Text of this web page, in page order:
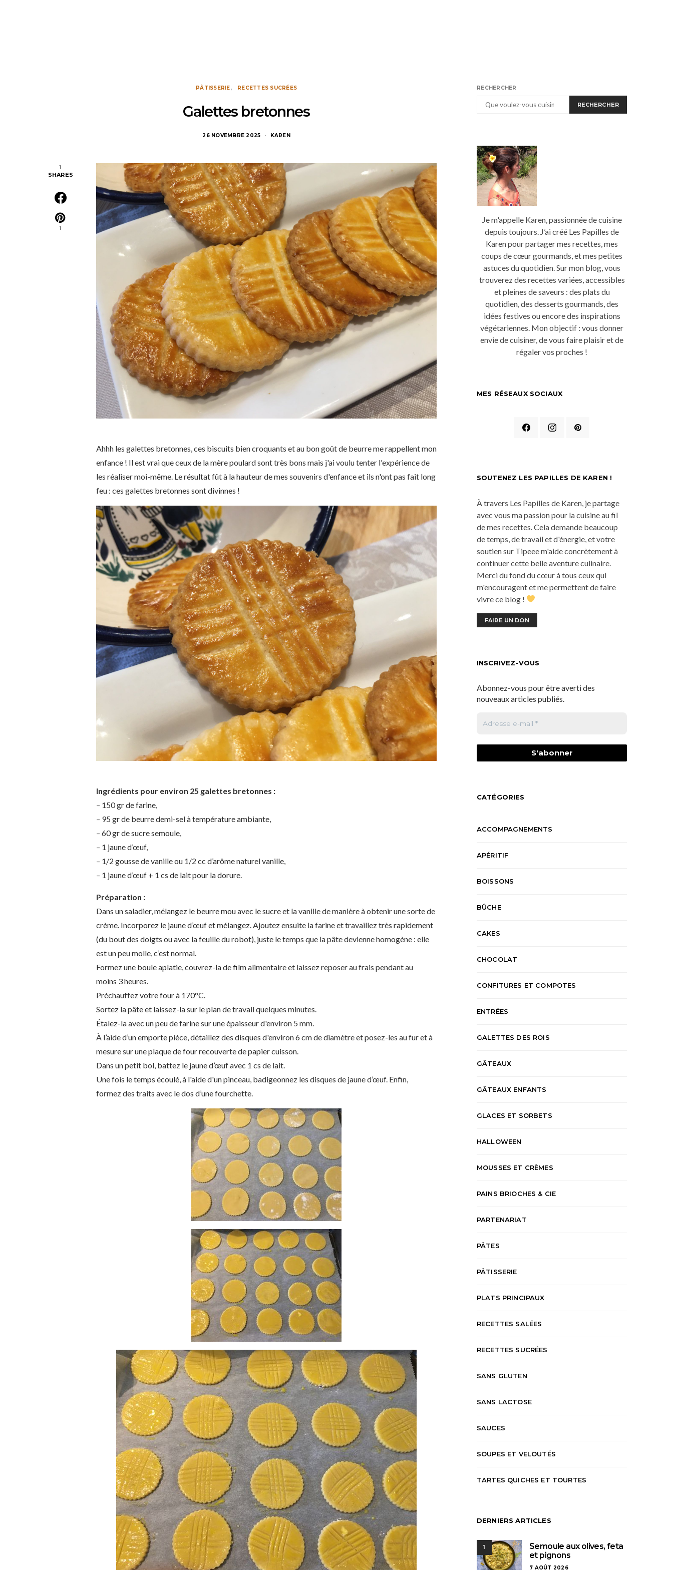
PÂTISSERIE RECETTES SUCRÉES
Galettes bretonnes
26 NOVEMBRE 2025 KAREN
1
SHARES
1
Ahhh les galettes bretonnes, ces biscuits bien croquants et au bon goût de beurre me rappellent mon
enfance ! Il est vrai que ceux de la mère poulard sont très bons mais j'ai voulu tenter l'expérience de
les réaliser moi-même. Le résultat fût à la hauteur de mes souvenirs d'enfance et ils n'ont pas fait long
feu : ces galettes bretonnes sont divinnes !
Ingrédients pour environ 25 galettes bretonnes :
– 150 gr de farine,
– 95 gr de beurre demi-sel à température ambiante,
– 60 gr de sucre semoule,
– 1 jaune d’œuf,
– 1/2 gousse de vanille ou 1/2 cc d’arôme naturel vanille,
– 1 jaune d’œuf + 1 cs de lait pour la dorure.
Préparation :
Dans un saladier, mélangez le beurre mou avec le sucre et la vanille de manière à obtenir une sorte de
crème. Incorporez le jaune d’œuf et mélangez. Ajoutez ensuite la farine et travaillez très rapidement
(du bout des doigts ou avec la feuille du robot), juste le temps que la pâte devienne homogène : elle
est un peu molle, c’est normal.
Formez une boule aplatie, couvrez-la de film alimentaire et laissez reposer au frais pendant au
moins 3 heures.
Préchauffez votre four à 170°C.
Sortez la pâte et laissez-la sur le plan de travail quelques minutes.
Étalez-la avec un peu de farine sur une épaisseur d'environ 5 mm.
À l’aide d’un emporte pièce, détaillez des disques d'environ 6 cm de diamètre et posez-les au fur et à
mesure sur une plaque de four recouverte de papier cuisson.
Dans un petit bol, battez le jaune d’œuf avec 1 cs de lait.
Une fois le temps écoulé, à l'aide d'un pinceau, badigeonnez les disques de jaune d’œuf. Enfin,
formez des traits avec le dos d’une fourchette.
RECHERCHER
RECHERCHER
Je m'appelle Karen, passionnée de cuisine
depuis toujours. J’ai créé Les Papilles de
Karen pour partager mes recettes, mes
coups de cœur gourmands, et mes petites
astuces du quotidien. Sur mon blog, vous
trouverez des recettes variées, accessibles
et pleines de saveurs : des plats du
quotidien, des desserts gourmands, des
idées festives ou encore des inspirations
végétariennes. Mon objectif : vous donner
envie de cuisiner, de vous faire plaisir et de
régaler vos proches !
MES RÉSEAUX SOCIAUX
SOUTENEZ LES PAPILLES DE KAREN !
À travers Les Papilles de Karen, je partage
avec vous ma passion pour la cuisine au fil
de mes recettes. Cela demande beaucoup
de temps, de travail et d'énergie, et votre
soutien sur Tipeee m'aide concrètement à
continuer cette belle aventure culinaire.
Merci du fond du cœur à tous ceux qui
m'encouragent et me permettent de faire
vivre ce blog !
FAIRE UN DON
INSCRIVEZ-VOUS
Abonnez-vous pour être averti des
nouveaux articles publiés.
CATÉGORIES
ACCOMPAGNEMENTS
APÉRITIF
BOISSONS
BÛCHE
CAKES
CHOCOLAT
CONFITURES ET COMPOTES
ENTRÉES
GALETTES DES ROIS
GÂTEAUX
GÂTEAUX ENFANTS
GLACES ET SORBETS
HALLOWEEN
MOUSSES ET CRÈMES
PAINS BRIOCHES & CIE
PARTENARIAT
PÂTES
PÂTISSERIE
PLATS PRINCIPAUX
RECETTES SALÉES
RECETTES SUCRÉES
SANS GLUTEN
SANS LACTOSE
SAUCES
SOUPES ET VELOUTÉS
TARTES QUICHES ET TOURTES
DERNIERS ARTICLES
1
Semoule aux olives, feta
et pignons
7 AOÛT 2026